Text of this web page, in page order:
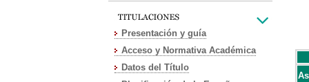
Presentación y guía
Acceso y Normativa Académica
Datos del Título